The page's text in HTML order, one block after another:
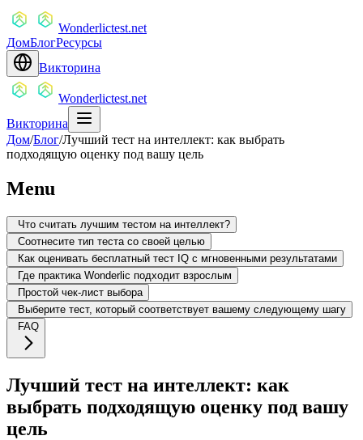
Wonderlictest.net
ДомБлогРесурсы
Викторина
Wonderlictest.net
Викторина
Дом/Блог/Лучший тест на интеллект: как выбрать
подходящую оценку под вашу цель
Menu
Что считать лучшим тестом на интеллект?
Соотнесите тип теста со своей целью
Как оценивать бесплатный тест IQ с мгновенными результатами
Где практика Wonderlic подходит взрослым
Простой чек-лист выбора
Выберите тест, который соответствует вашему следующему шагу
FAQ
Лучший тест на интеллект: как
выбрать подходящую оценку под вашу
цель